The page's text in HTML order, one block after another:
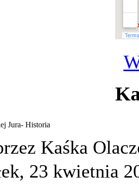
Jura- Historia
Kaśka
23 kwietnia